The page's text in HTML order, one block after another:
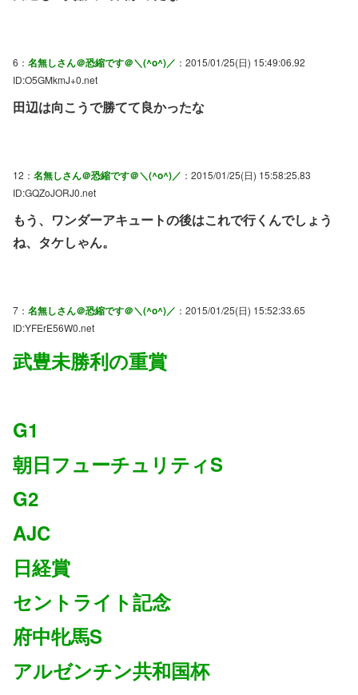
6： 名無しさん＠恐縮です＠＼(^o^)／ ：2015/01/25(日) 15:49:06.92
ID:O5GMkmJ+0.net
田辺は向こうで勝てて良かったな
12： 名無しさん＠恐縮です＠＼(^o^)／ ：2015/01/25(日) 15:58:25.83
ID:GQZoJORJ0.net
もう、ワンダーアキュートの後はこれで行くんでしょう
ね、タケしゃん。
7： 名無しさん＠恐縮です＠＼(^o^)／ ：2015/01/25(日) 15:52:33.65
ID:YFErE56W0.net
武豊未勝利の重賞
G1
朝日フューチュリティS
G2
AJC
日経賞
セントライト記念
府中牝馬S
アルゼンチン共和国杯